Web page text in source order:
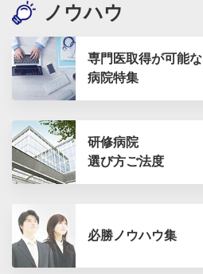
ノウハウ
専門医取得が可能な
病院特集
研修病院
選び方ご法度
必勝ノウハウ集